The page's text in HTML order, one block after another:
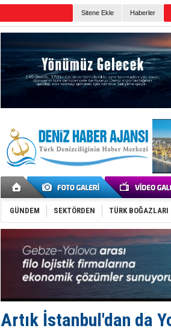
Sitene Ekle Haberler
GÜNDEM SEKTÖRDEN TÜRK BOĞAZLARI
Artık İstanbul'dan da